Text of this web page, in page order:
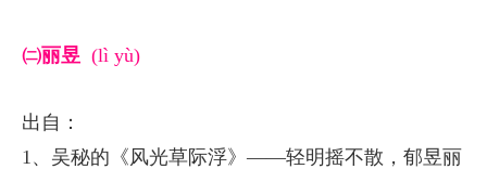
㈡丽昱 (lì yù)
出自：
1、吴秘的《风光草际浮》——轻明摇不散，郁昱丽